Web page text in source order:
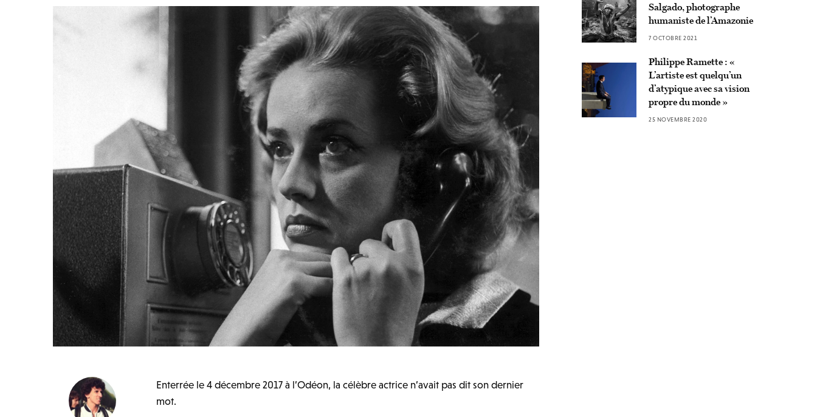
Enterrée le 4 décembre 2017 à l’Odéon, la célèbre actrice n’avait pas dit son dernier
mot.
Salgado, photographe
humaniste de l’Amazonie
7 OCTOBRE 2021
Philippe Ramette : «
L’artiste est quelqu’un
d’atypique avec sa vision
propre du monde »
25 NOVEMBRE 2020